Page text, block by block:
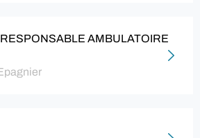
AMBULATOIRE